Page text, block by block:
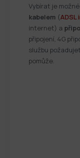
Vybírat je
kabelem (
internet) a
připojení, 4G
službu
pomůže.